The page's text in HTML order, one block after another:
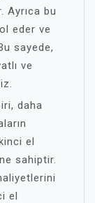
Ayrıca bu
eder ve
sayede,
ve
daha
el
sahiptir.
el